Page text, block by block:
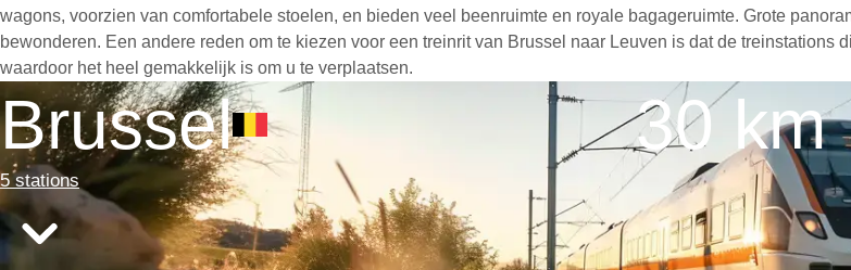
wagons, voorzien van comfortabele stoelen, en bieden veel beenruimte en royale bagageruimte. Grote
bewonderen. Een andere reden om te kiezen voor een treinrit van Brussel naar Leuven is dat de
waardoor het heel gemakkelijk is om u te verplaatsen.
Brussel
5 stations
30 km